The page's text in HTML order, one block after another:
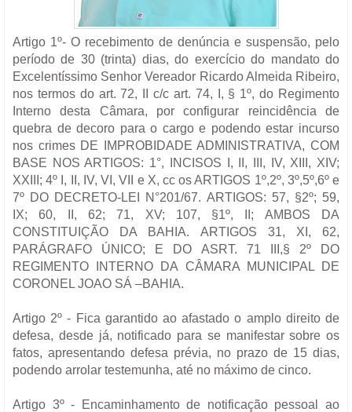
Artigo 1º- O recebimento de denúncia e suspensão, pelo
período de 30 (trinta) dias, do exercício do mandato do
Excelentíssimo Senhor Vereador Ricardo Almeida Ribeiro,
nos termos do art. 72, II c/c art. 74, I, § 1º, do Regimento
Interno desta Câmara, por configurar reincidência de
quebra de decoro para o cargo e podendo estar incurso
nos crimes DE IMPROBIDADE ADMINISTRATIVA, COM
BASE NOS ARTIGOS: 1°, INCISOS I, II, III, IV, XIII, XIV;
XXIII; 4º I, II, IV, VI, VII e X, cc os ARTIGOS 1º,2º, 3º,5º,6º e
7º DO DECRETO-LEI N°201/67. ARTIGOS: 57, §2º; 59,
IX; 60, II, 62; 71, XV; 107, §1º, II; AMBOS DA
CONSTITUIÇÃO DA BAHIA. ARTIGOS 31, XI, 62,
PARÁGRAFO ÚNICO; E DO ASRT. 71 III,§ 2º DO
REGIMENTO INTERNO DA CÂMARA MUNICIPAL DE
CORONEL JOAO SÁ –BAHIA.
Artigo 2º - Fica garantido ao afastado o amplo direito de
defesa, desde já, notificado para se manifestar sobre os
fatos, apresentando defesa prévia, no prazo de 15 dias,
podendo arrolar testemunha, até no máximo de cinco.
Artigo 3º - Encaminhamento de notificação pessoal ao